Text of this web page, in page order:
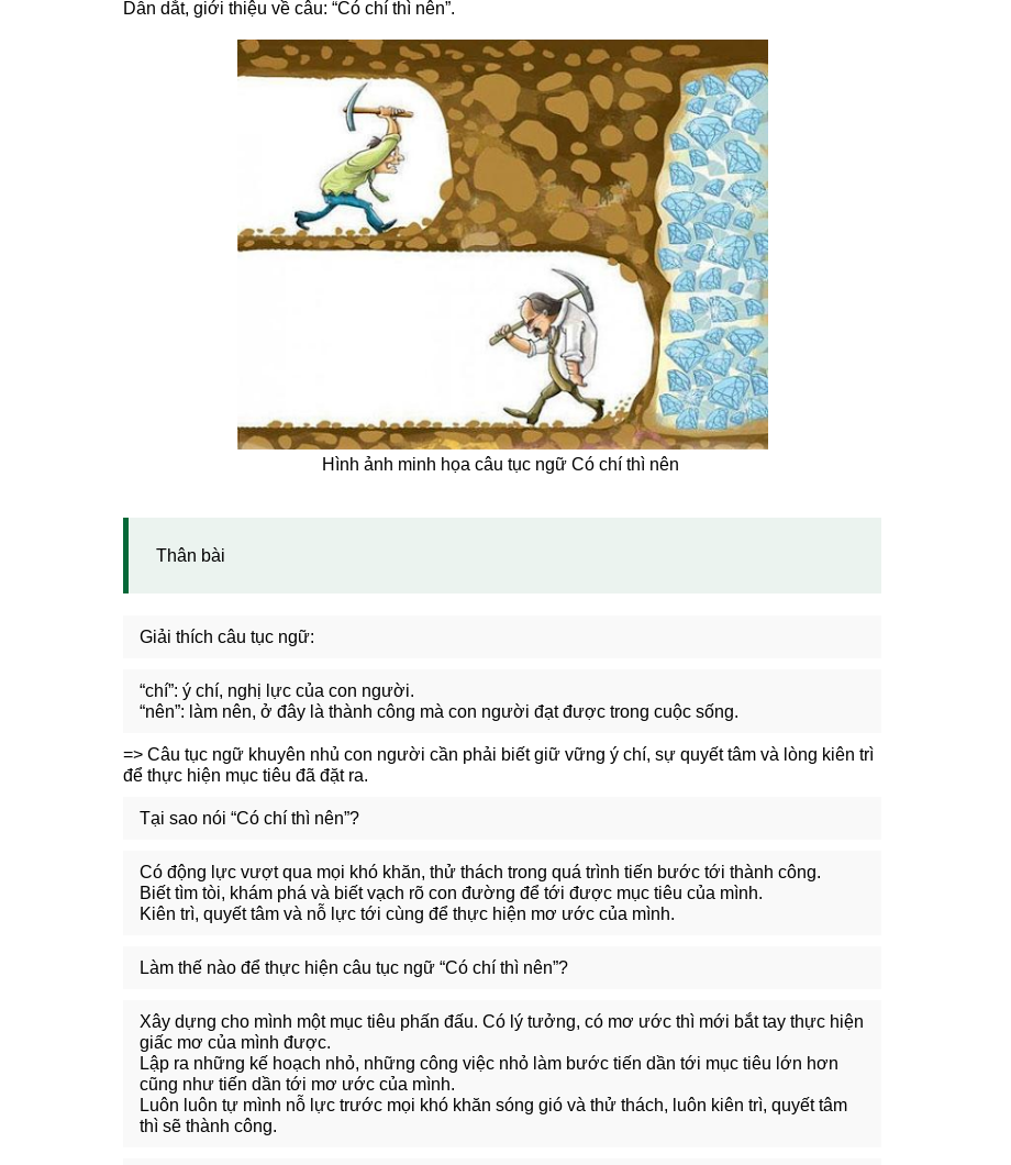
Dẫn dắt, giới thiệu về câu: “Có chí thì nên”.
Hình ảnh minh họa câu tục ngữ Có chí thì nên
Thân bài
Giải thích câu tục ngữ:
“chí”: ý chí, nghị lực của con người.
“nên”: làm nên, ở đây là thành công mà con người đạt được trong cuộc sống.
=> Câu tục ngữ khuyên nhủ con người cần phải biết giữ vững ý chí, sự quyết tâm và lòng kiên trì
để thực hiện mục tiêu đã đặt ra.
Tại sao nói “Có chí thì nên”?
Có động lực vượt qua mọi khó khăn, thử thách trong quá trình tiến bước tới thành công.
Biết tìm tòi, khám phá và biết vạch rõ con đường để tới được mục tiêu của mình.
Kiên trì, quyết tâm và nỗ lực tới cùng để thực hiện mơ ước của mình.
Làm thế nào để thực hiện câu tục ngữ “Có chí thì nên”?
Xây dựng cho mình một mục tiêu phấn đấu. Có lý tưởng, có mơ ước thì mới bắt tay thực hiện
giấc mơ của mình được.
Lập ra những kế hoạch nhỏ, những công việc nhỏ làm bước tiến dần tới mục tiêu lớn hơn
cũng như tiến dần tới mơ ước của mình.
Luôn luôn tự mình nỗ lực trước mọi khó khăn sóng gió và thử thách, luôn kiên trì, quyết tâm
thì sẽ thành công.